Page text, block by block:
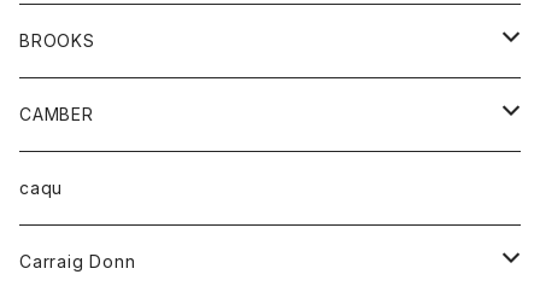
アンダーウェアー
カードホルダー
トップス
カーディガン
ボトム
オーバーオール
ショートパンツ
レディース
オーバーオール
シャツ
BROOKS
グッズ
靴
CAMBER
トップス
ハーフスリーブTシャツ
caqu
Carraig Donn